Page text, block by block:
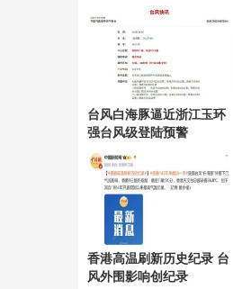
台风白海豚逼近浙江玉环
强台风级登陆预警
香港高温刷新历史纪录 台
风外围影响创纪录